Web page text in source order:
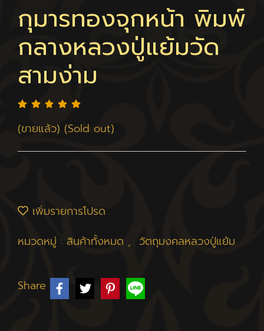
กุมารทองจุกหน้า พิมพ์
กลางหลวงปู่แย้มวัด
สามง่าม
(ขายแล้ว) (Sold out)
เพิ่มรายการโปรด
หมวดหมู่ : สินค้าทั้งหมด , วัตถุมงคลหลวงปู่แย้ม
Share